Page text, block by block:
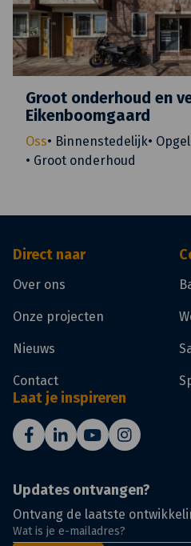
Groot onderhoud en
Eikenboomgaard
Oss• Binnenstedelijk•
• Groot onderhoud
Direct naar
Over ons
Onze projecten
Nieuws
Contact
Laat je inspireren
Updates ontvangen?
Ontvang de laatste